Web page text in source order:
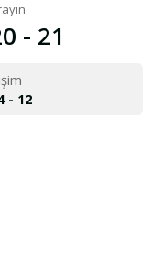
- 21
- 12